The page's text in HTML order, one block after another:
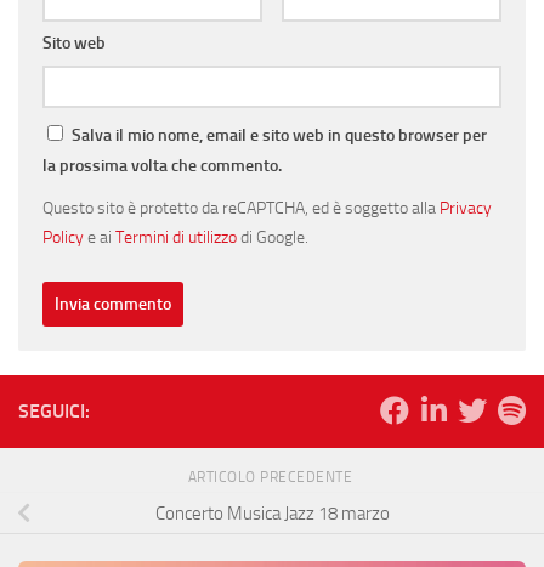
Sito web
Salva il mio nome, email e sito web in questo browser per
la prossima volta che commento.
Questo sito è protetto da reCAPTCHA, ed è soggetto alla Privacy
Policye ai Termini di utilizzodi Google.
SEGUICI:
ARTICOLO PRECEDENTE
Concerto Musica Jazz 18 marzo